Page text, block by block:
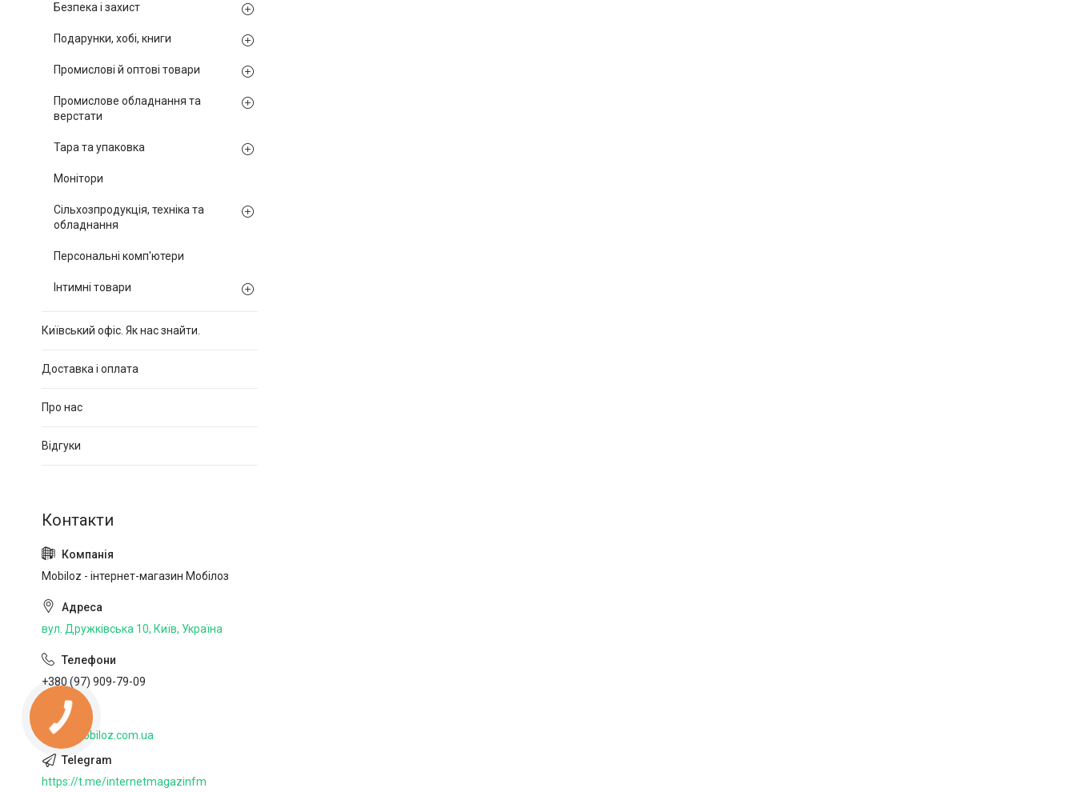
Безпека і захист
Подарунки, хобі, книги
Промислові й оптові товари
Промислове обладнання та
верстати
Тара та упаковка
Монітори
Сільхозпродукція, техніка та
обладнання
Персональні комп'ютери
Інтимні товари
Київський офіс. Як нас знайти.
Доставка і оплата
Про нас
Відгуки
Mobiloz - інтернет-магазин Мобілоз
вул. Дружківська 10, Київ, Україна
+380 (97) 909-79-09
http://mobiloz.com.ua
https://t.me/internetmagazinfm